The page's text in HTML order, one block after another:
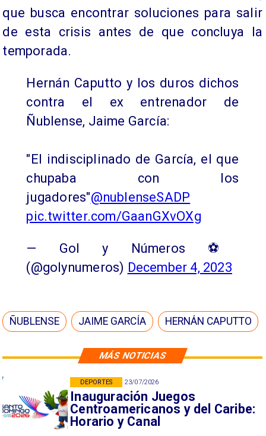
MÁS NOTICIAS
23/07/2026
Inauguración Juegos
Centroamericanos y del Caribe:
Horario y Canal
DEPORTES
que busca encontrar soluciones para salir
de esta crisis antes de que concluya la
temporada.
Hernán Caputto y los duros dichos
contra el ex entrenador de
Ñublense, Jaime García:
"El indisciplinado de García, el que
chupaba con los
jugadores"@nublenseSADP
pic.twitter.com/GaanGXvOXg
— Gol y Números ⚽️
(@golynumeros) December 4, 2023
ÑUBLENSE JAIME GARCÍA HERNÁN CAPUTTO